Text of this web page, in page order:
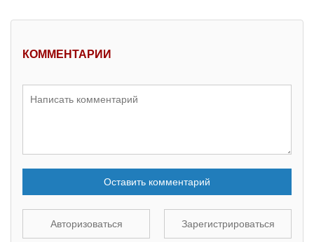
КОММЕНТАРИИ
Оставить комментарий
Авторизоваться Зарегистрироваться